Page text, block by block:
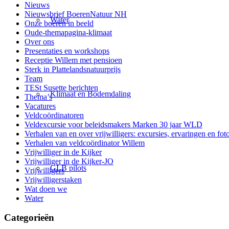
Water
Klimaat en Bodemdaling
GLB pilots
Nieuws
Nieuwsbrief BoerenNatuur NH
Onze boeren in beeld
Oude-themapagina-klimaat
Over ons
Presentaties en workshops
Receptie Willem met pensioen
Sterk in Plattelandsnatuurprijs
Team
TESt Susette berichten
Thema’s
Vacatures
Veldcoördinatoren
Veldexcursie voor beleidsmakers Marken 30 jaar WLD
Verhalen van en over vrijwilligers: excursies, ervaringen en
Verhalen van veldcoördinator Willem
Vrijwilliger in de Kijker
Vrijwilliger in de Kijker-JO
Vrijwilligers
Vrijwilligerstaken
Wat doen we
Water
Categorieën